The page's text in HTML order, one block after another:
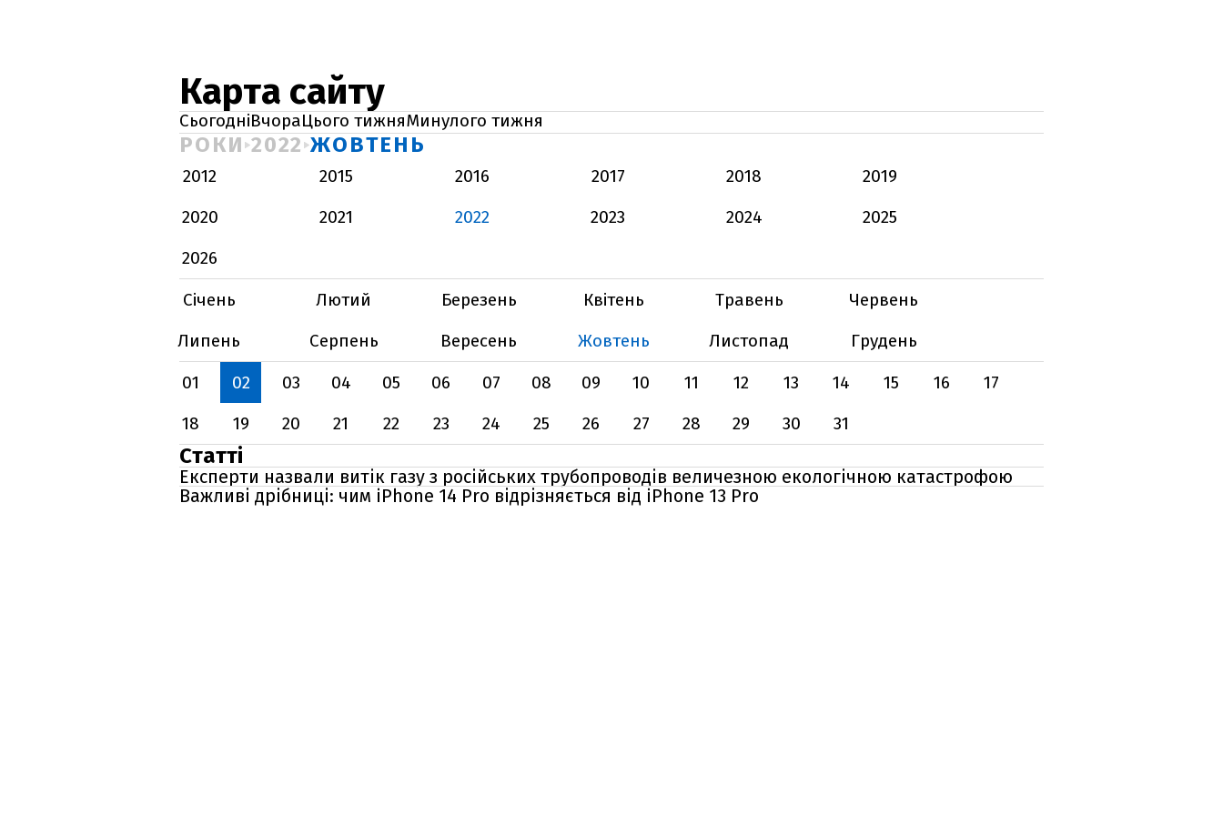
Карта сайту
СьогодніВчораЦього тижняМинулого тижня
РОКИ 2022 ЖОВТЕНЬ
2012 2015 2016 2017 2018
2019
2020
2021 2022 2023 2024
2025
2026
Січень
Лютий Березень Квітень Травень
Червень
Липень
Серпень Вересень Жовтень Листопад
Грудень
01
02 03 04 05 06 07 08 09 10 11 12 13 14 15 16
17
18
19 20 21 22 23 24 25 26 27 28 29 30 31
Статті
Експерти назвали витік газу з російських трубопроводів величезною екологічною катастрофою
Важливі дрібниці: чим iPhone 14 Pro відрізняється від iPhone 13 Pro